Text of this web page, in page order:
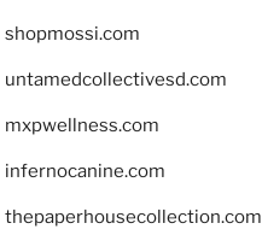
shopmossi.com
untamedcollectivesd.com
mxpwellness.com
infernocanine.com
thepaperhousecollection.com